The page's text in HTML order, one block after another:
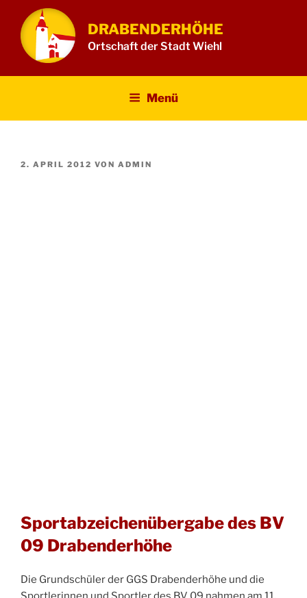
Inhalt
springen
DRABENDERHÖHE
Ortschaft der Stadt Wiehl
Menü
VERÖFFENTLICHT
2. APRIL 2012 VON ADMIN
Sportabzeichenübergabe des BV
09 Drabenderhöhe
Die Grundschüler der GGS Drabenderhöhe und die